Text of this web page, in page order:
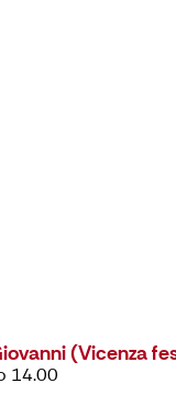
(Vicenza
14.00